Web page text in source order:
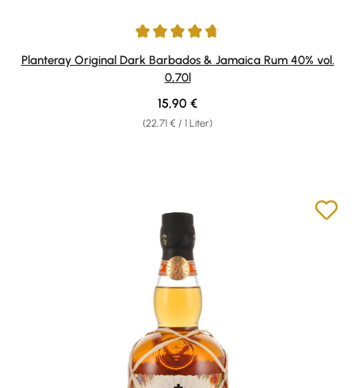
Durchschnittliche Bewertung von 4.68 von 5 Sternen
Planteray Original Dark Barbados & Jamaica Rum 40% vol.
0,70l
(22,71 € / 1 Liter)
Regulärer Preis:
15,90 €